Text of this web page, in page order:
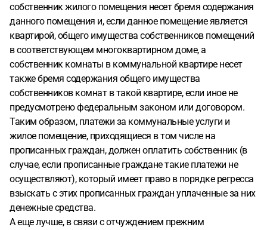
собственник жилого помещения несет бремя содержания
данного помещения и, если данное помещение является
квартирой, общего имущества собственников помещений
в соответствующем многоквартирном доме, а
собственник комнаты в коммунальной квартире несет
также бремя содержания общего имущества
собственников комнат в такой квартире, если иное не
предусмотрено федеральным законом или договором.
Таким образом, платежи за коммунальные услуги и
жилое помещение, приходящиеся в том числе на
прописанных граждан, должен оплатить собственник (в
случае, если прописанные граждане такие платежи не
осуществляют), который имеет право в порядке регресса
взыскать с этих прописанных граждан уплаченные за них
денежные средства.
А еще лучше, в связи с отчуждением прежним